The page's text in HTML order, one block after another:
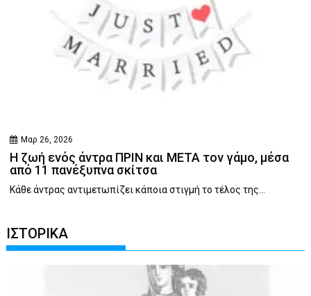
Μαρ 26, 2026
Η ζωή ενός άντρα ΠΡΙΝ και ΜΕΤΑ τον γάμο, μέσα
από 11 πανέξυπνα σκίτσα
Κάθε άντρας αντιμετωπίζει κάποια στιγμή το τέλος της...
ΙΣΤΟΡΙΚΑ